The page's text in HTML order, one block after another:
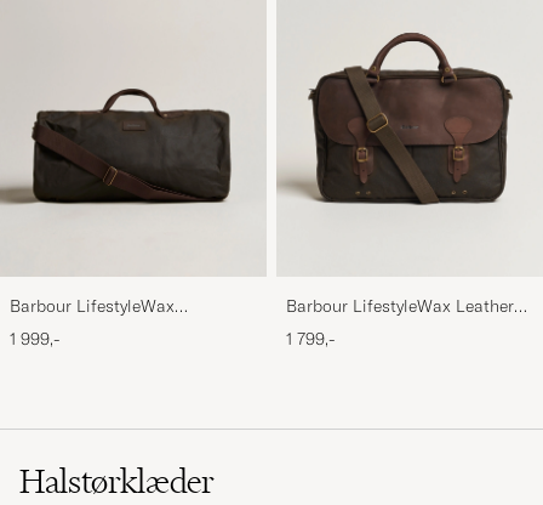
Barbour LifestyleWax
HoldallOlive
1 999,-
Barbour LifestyleWax Leather
Briefcase Olive
1 799,-
Halstørklæder